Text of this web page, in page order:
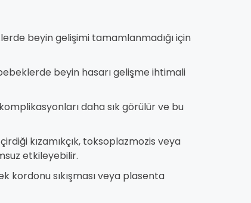
beyin gelişimi tamamlanmadığı için
beyin hasarı gelişme ihtimali
daha sık görülür ve bu
kızamıkçık, toksoplazmozis veya
etkileyebilir.
kordonu sıkışması veya plasenta